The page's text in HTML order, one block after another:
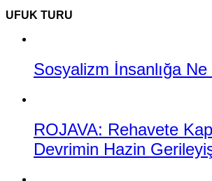
UFUK TURU
Sosyalizm İnsanlığa
ROJAVA: Rehavete
Devrimin Hazin